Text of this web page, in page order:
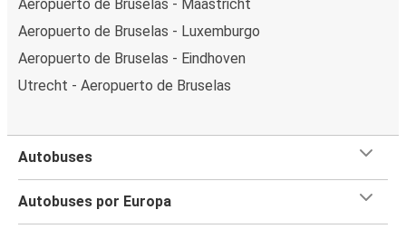
Aeropuerto de Bruselas - Maastricht
Aeropuerto de Bruselas - Luxemburgo
Aeropuerto de Bruselas - Eindhoven
Utrecht - Aeropuerto de Bruselas
Autobuses
Autobuses por Europa